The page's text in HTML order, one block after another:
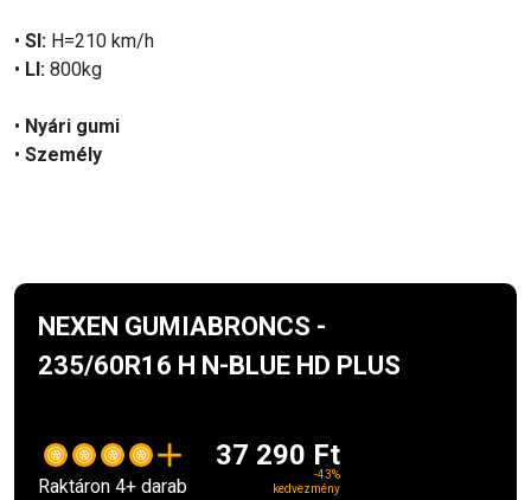
• SI: H=210 km/h
• LI: 800kg
• Nyári gumi
• Személy
NEXEN GUMIABRONCS -
235/60R16 H N-BLUE HD PLUS
Raktáron 4+ darab
37 290 Ft
-43%
kedvezmény